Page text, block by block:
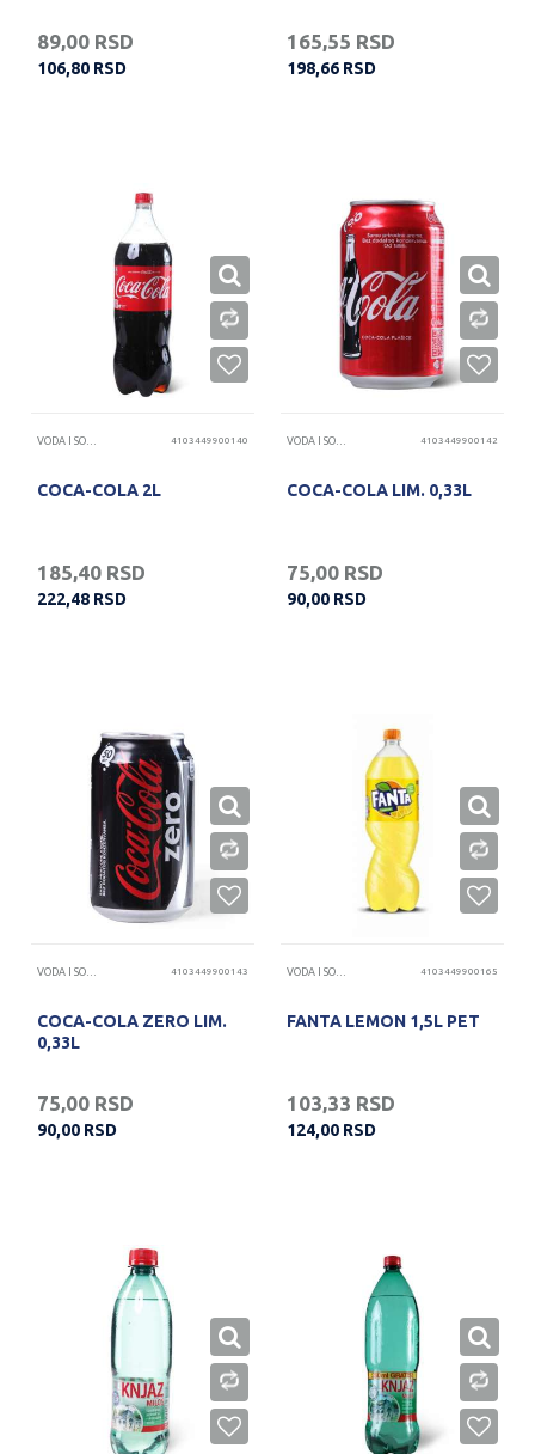
89,00 RSD
106,80 RSD
165,55 RSD
198,66 RSD
VODA I SOKOVI 4103449900140
COCA-COLA 2L
185,40 RSD
222,48 RSD
VODA I SOKOVI 4103449900142
COCA-COLA LIM. 0,33L
75,00 RSD
90,00 RSD
VODA I SOKOVI 4103449900143
COCA-COLA ZERO LIM.
0,33L
75,00 RSD
90,00 RSD
VODA I SOKOVI 4103449900165
FANTA LEMON 1,5L PET
103,33 RSD
124,00 RSD